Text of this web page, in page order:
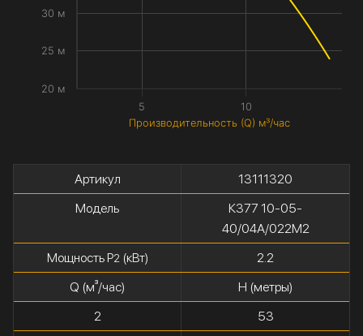
Производительность (Q) м³/час
10
5
20 м
25 м
30 м
Артикул
13111320
Модель
К377 10-05-
40/04А/022М2
Мощность P2(кВт)
2.2
Q (м³/час)
H (метры)
2
53